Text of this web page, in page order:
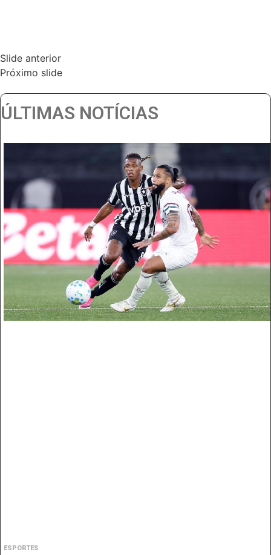
Slide anterior
Próximo slide
ÚLTIMAS NOTÍCIAS
ESPORTES